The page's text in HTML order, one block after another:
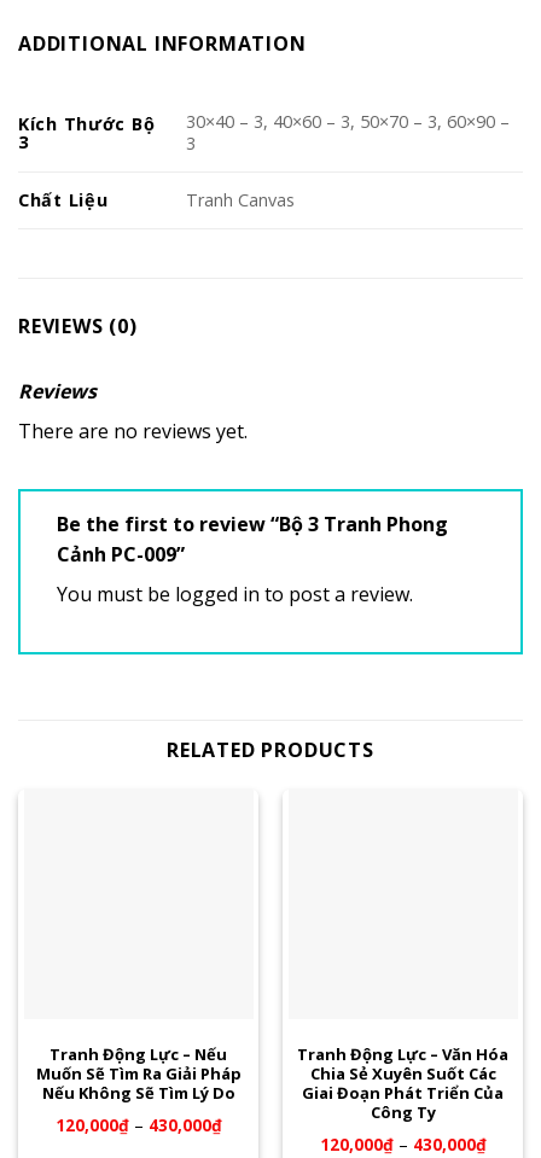
ADDITIONAL INFORMATION
Kích Thước Bộ
3
30×40 – 3, 40×60 – 3, 50×70 – 3, 60×90 –
3
Chất Liệu Tranh Canvas
REVIEWS (0)
Reviews
There are no reviews yet.
Be the first to review “Bộ 3 Tranh Phong
Cảnh PC-009”
You must be logged in to post a review.
RELATED PRODUCTS
Tranh Động Lực – Nếu
Muốn Sẽ Tìm Ra Giải Pháp
Nếu Không Sẽ Tìm Lý Do
120,000₫– 430,000₫
Tranh Động Lực – Văn Hóa
Chia Sẻ Xuyên Suốt Các
Giai Đoạn Phát Triển Của
Công Ty
120,000₫– 430,000₫